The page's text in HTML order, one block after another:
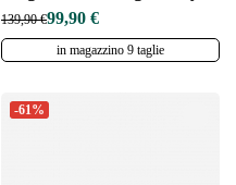
139,90 €99,90 €
in magazzino 9 taglie
-61%